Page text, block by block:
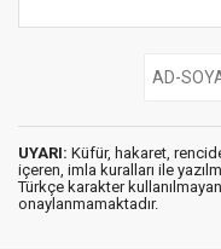
UYARI: Küfür, hakaret,
içeren, imla kuralları ile
Türkçe karakter
onaylanmamaktadır.